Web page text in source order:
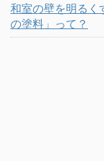
和室の壁を明るく
の塗料」って？